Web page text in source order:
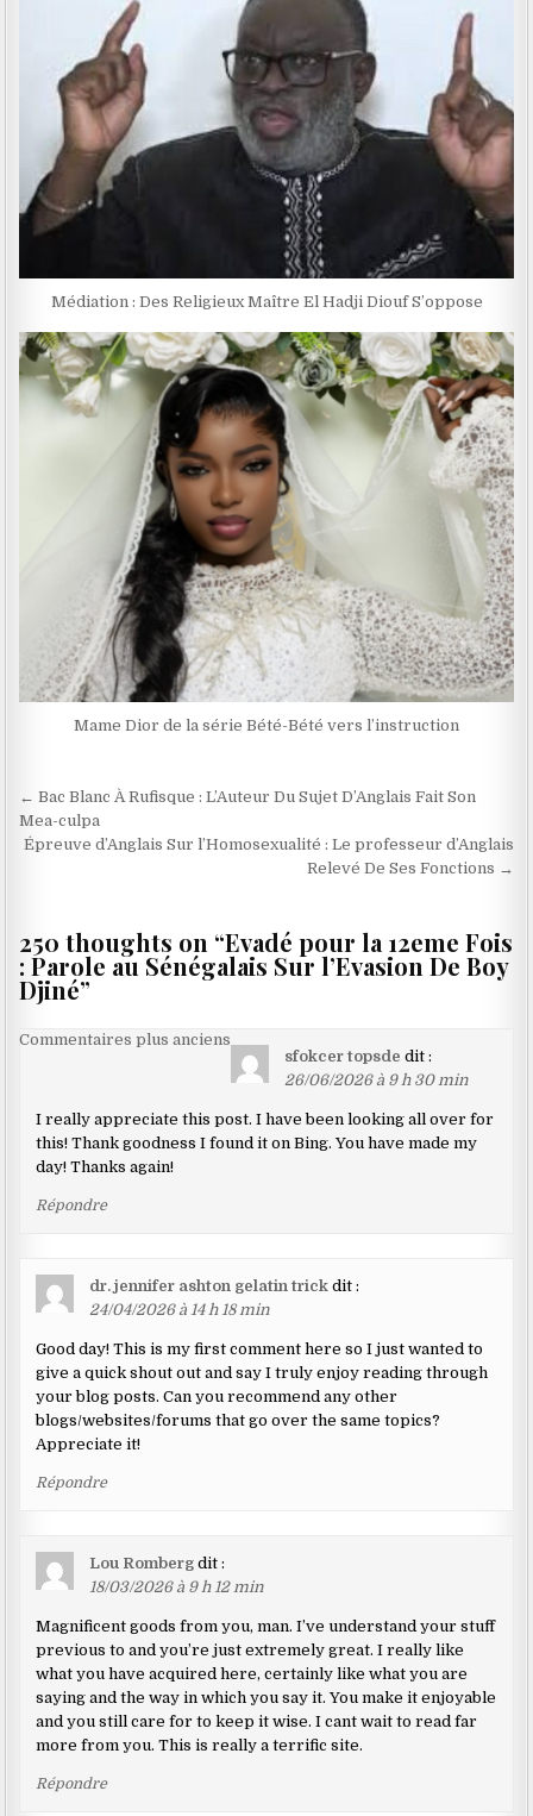
Médiation : Des Religieux Maître El Hadji Diouf S’oppose
Mame Dior de la série Bété-Bété vers l’instruction
Navigation
de
l’article
← Bac Blanc À Rufisque : L’Auteur Du Sujet D’Anglais Fait Son
Mea-culpa
Épreuve d’Anglais Sur l’Homosexualité : Le professeur d’Anglais
Relevé De Ses Fonctions →
250 thoughts on “Evadé pour la 12eme Fois
: Parole au Sénégalais Sur l’Evasion De Boy
Djiné”
Navigation
les
commentaires
Commentaires plus anciens
sfokcer topsde dit :
26/06/2026 à 9 h 30 min
I really appreciate this post. I have been looking all over for
this! Thank goodness I found it on Bing. You have made my
day! Thanks again!
Répondre
dr. jennifer ashton gelatin trick dit :
24/04/2026 à 14 h 18 min
Good day! This is my first comment here so I just wanted to
give a quick shout out and say I truly enjoy reading through
your blog posts. Can you recommend any other
blogs/websites/forums that go over the same topics?
Appreciate it!
Répondre
Lou Romberg dit :
18/03/2026 à 9 h 12 min
Magnificent goods from you, man. I’ve understand your stuff
previous to and you’re just extremely great. I really like
what you have acquired here, certainly like what you are
saying and the way in which you say it. You make it enjoyable
and you still care for to keep it wise. I cant wait to read far
more from you. This is really a terrific site.
Répondre